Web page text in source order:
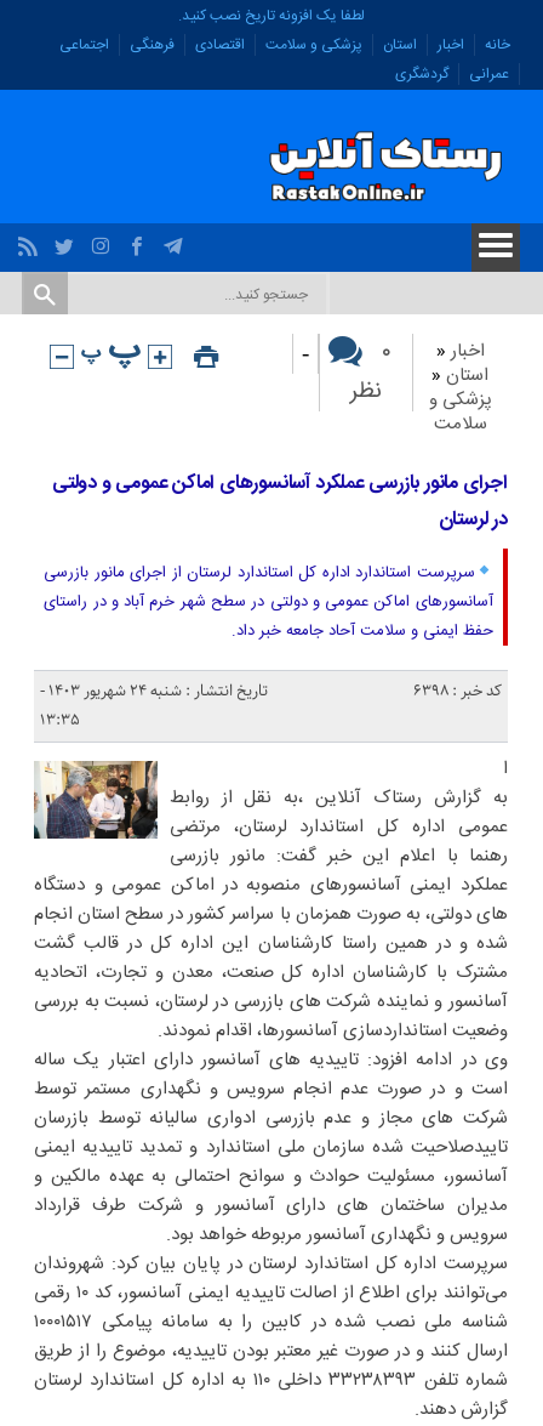
لطفا یک افزونه تاریخ نصب کنید.
خانه
اخبار استان پزشکی و سلامت اقتصادی فرهنگی
اجتماعی
عمرانی
گردشگری
اخبار«
استان «
پزشکی و
سلامت
۰
نظر
-
اجرای مانور بازرسی عملکرد آسانسورهای اماکن عمومی و دولتی
در لرستان
سرپرست استاندارد اداره کل استاندارد لرستان از اجرای مانور بازرسی
آسانسورهای اماکن عمومی و دولتی در سطح شهر خرم آباد و در راستای
حفظ ایمنی و سلامت آحاد جامعه خبر داد.
کد خبر : 6398
تاریخ انتشار : شنبه ۲۴ شهریور ۱۴۰۳ -
۱۳:۳۵
ا
به گزارش رستاک آنلاین ،به نقل از روابط
عمومی اداره کل استاندارد لرستان، مرتضی
رهنما با اعلام این خبر گفت: مانور بازرسی
عملکرد ایمنی آسانسورهای منصوبه در اماکن عمومی و دستگاه
های دولتی، به صورت همزمان با سراسر کشور در سطح استان انجام
شده و در همین راستا کارشناسان این اداره کل در قالب گشت
مشترک با کارشناسان اداره کل صنعت، معدن و تجارت، اتحادیه
آسانسور و نماینده شرکت های بازرسی در لرستان، نسبت به بررسی
وضعیت استانداردسازی آسانسورها، اقدام نمودند.
وی در ادامه افزود: تاییدیه های آسانسور دارای اعتبار یک ساله
است و در صورت عدم انجام سرویس و نگهداری مستمر توسط
شرکت های مجاز و عدم بازرسی ادواری سالیانه توسط بازرسان
تاییدصلاحیت شده سازمان ملی استاندارد و تمدید تاییدیه ایمنی
آسانسور، مسئولیت حوادث و سوانح احتمالی به عهده مالکین و
مدیران ساختمان های دارای آسانسور و شرکت طرف قرارداد
سرویس و نگهداری آسانسور مربوطه خواهد بود.
سرپرست اداره کل استاندارد لرستان در پایان بیان کرد: شهروندان
می‌توانند برای اطلاع از اصالت تاییدیه ایمنی آسانسور، کد ۱۰ رقمی
شناسه ملی نصب شده در کابین را به سامانه پیامکی ۱۰۰۰۱۵۱۷
ارسال کنند و در صورت غیر معتبر بودن تاییدیه، موضوع را از طریق
شماره تلفن ۳۳۲۳۸۳۹۳ داخلی ۱۱۰ به اداره کل استاندارد لرستان
گزارش دهند.